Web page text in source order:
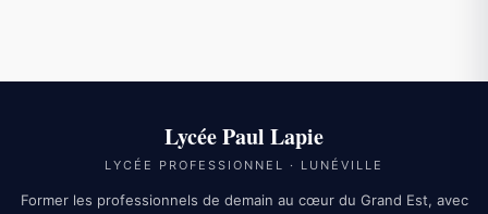
Lycée Paul Lapie
LYCÉE PROFESSIONNEL · LUNÉVILLE
Former les professionnels de demain au cœur du Grand Est, avec